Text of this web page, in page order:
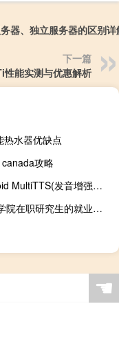
器、独立服务器的区别详
下一篇
能实测与优惠解析
热水器优缺点
攻略
Android MultiTTS(发音增强工具) v1.2.9
Eu商学院在职研究生的就业前景怎么样
☚